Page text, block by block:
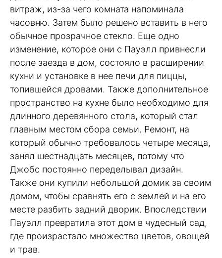
витраж, из-за чего комната напоминала
часовню. Затем было решено вставить в него
обычное прозрачное стекло. Еще одно
изменение, которое они с Пауэлл привнесли
после заезда в дом, состояло в расширении
кухни и установке в нее печи для пиццы,
топившейся дровами. Также дополнительное
пространство на кухне было необходимо для
длинного деревянного стола, который стал
главным местом сбора семьи. Ремонт, на
который обычно требовалось четыре месяца,
занял шестнадцать месяцев, потому что
Джобс постоянно переделывал дизайн.
Также они купили небольшой домик за своим
домом, чтобы сравнять его с землей и на его
месте разбить задний дворик. Впоследствии
Пауэлл превратила этот дом в чудесный сад,
где произрастало множество цветов, овощей
и трав.